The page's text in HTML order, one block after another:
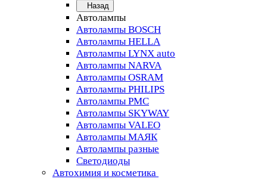
Назад
Автолампы
Автолампы BOSCH
Автолампы HELLA
Автолампы LYNX auto
Автолампы NARVA
Автолампы OSRAM
Автолампы PHILIPS
Автолампы PMC
Автолампы SKYWAY
Автолампы VALEO
Автолампы МАЯК
Автолампы разные
Светодиоды
Автохимия и косметика